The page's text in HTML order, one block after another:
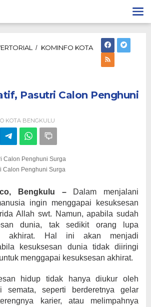
/ KOMINFO KOTA
Pasutri Calon Penghuni
KOTA BENGKULU
Calon Penghuni Surga
Bengkulu –
Dalam menjalani
ingin menggapai kesuksesan
Allah swt. Namun, apabila sudah
dunia, tak sedikit orang lupa
akhirat. Hal ini akan menjadi
kesuksesan dunia tidak diiringi
menggapai kesuksesan akhirat.
hidup tidak hanya diukur oleh
semata, seperti berderetnya gelar
karier, atau melimpahnya